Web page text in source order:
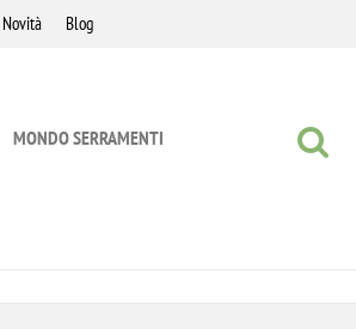
Novità Blog
MONDO SERRAMENTI